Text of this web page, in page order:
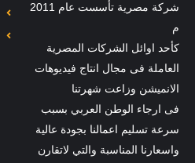
شركة مصرية تأسست عام 2011
م
كأحد اوائل الشركات المصرية
العاملة فى مجال انتاج فيديوهات
الانميشن وزاعت شهرتنا
فى ارجاء الوطن العربي بسبب
سرعة تسليم اعمالنا بجودة عالية
واسعارنا المناسبة والتي لاتقارن